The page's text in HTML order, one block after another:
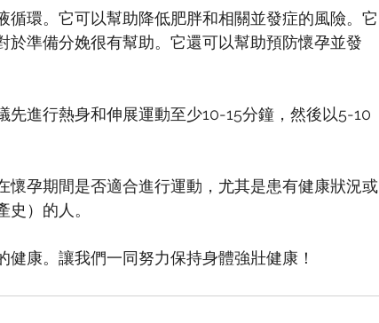
環。它可以幫助降低肥胖和相關並發症的風險。它
於準備分娩很有幫助。它還可以幫助預防懷孕並發
先進行熱身和伸展運動至少10-15分鐘，然後以5-10
懷孕期間是否適合進行運動，尤其是患有健康狀況或
）的人。
康。讓我們一同努力保持身體強壯健康！